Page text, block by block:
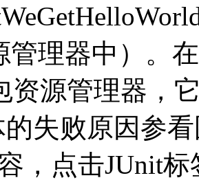
管理器中）。
资源管理器，
失败原因参
，点击JUnit